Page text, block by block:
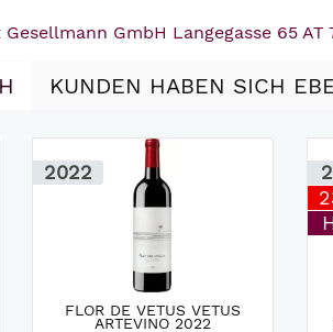
GmbH Langegasse 65 AT
KUNDEN HABEN SICH
2022
FLOR DE VETUS VETUS
ARTEVINO 2022